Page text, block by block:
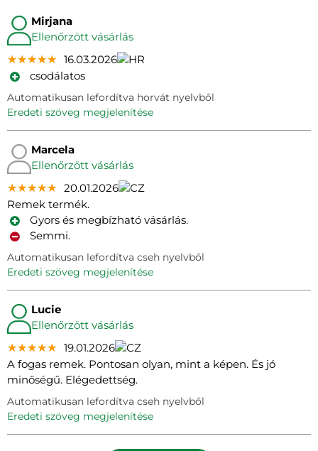
Mirjana
Ellenőrzött vásárlás
★★★★★
★★★★★
★★★★★ 16.03.2026
csodálatos
Automatikusan lefordítva horvát nyelvből
eredeti szöveg megjelenítése
Marcela
Ellenőrzött vásárlás
★★★★★
★★★★★
★★★★★ 20.01.2026
Remek termék.
Gyors és megbízható vásárlás.
Semmi.
Automatikusan lefordítva cseh nyelvből
eredeti szöveg megjelenítése
Lucie
Ellenőrzött vásárlás
★★★★★
★★★★★
★★★★★ 19.01.2026
A fogas remek. Pontosan olyan, mint a képen. És jó
minőségű. Elégedettség.
Automatikusan lefordítva cseh nyelvből
eredeti szöveg megjelenítése